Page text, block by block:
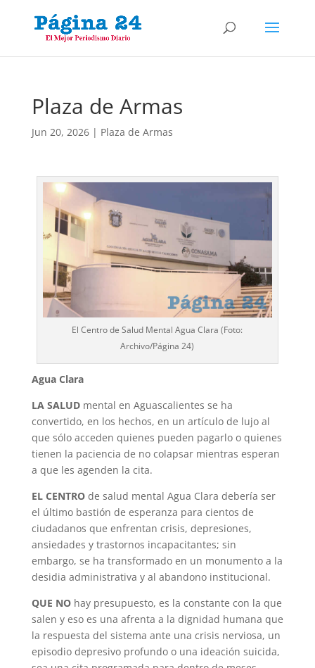
Plaza de Armas
Jun 20, 2026| Plaza de Armas
El Centro de Salud Mental Agua Clara (Foto:
Archivo/Página 24)
Agua Clara
LA SALUD mental en Aguascalientes se ha
convertido, en los hechos, en un artículo de lujo al
que sólo acceden quienes pueden pagarlo o quienes
tienen la paciencia de no colapsar mientras esperan
a que les agenden la cita.
EL CENTRO de salud mental Agua Clara debería ser
el último bastión de esperanza para cientos de
ciudadanos que enfrentan crisis, depresiones,
ansiedades y trastornos incapacitantes; sin
embargo, se ha transformado en un monumento a la
desidia administrativa y al abandono institucional.
QUE NO hay presupuesto, es la constante con la que
salen y eso es una afrenta a la dignidad humana que
la respuesta del sistema ante una crisis nerviosa, un
episodio depresivo profundo o una ideación suicida,